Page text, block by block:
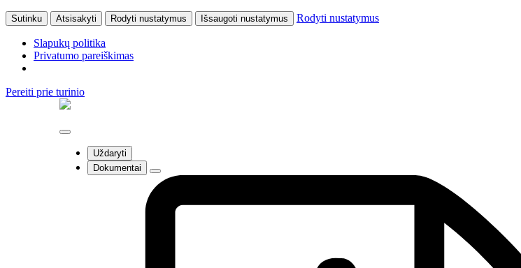
Sutinku Atsisakyti Rodyti nustatymus Išsaugoti nustatymus Rodyti nustatymus
Slapukų politika
Privatumo pareiškimas
Pereiti prie turinio
Uždaryti
Dokumentai